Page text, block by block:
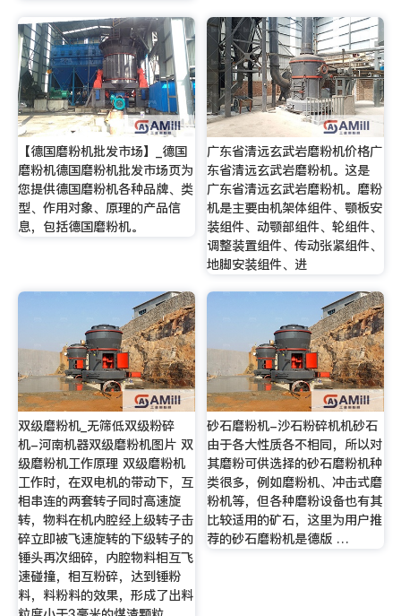
【德国磨粉机批发市场】_德国
磨粉机德国磨粉机批发市场页为
您提供德国磨粉机各种品牌、类
型、作用对象、原理的产品信
息，包括德国磨粉机。
广东省清远玄武岩磨粉机价格广
东省清远玄武岩磨粉机。这是
广东省清远玄武岩磨粉机。磨粉
机是主要由机架体组件、颚板安
装组件、动颚部组件、轮组件、
调整装置组件、传动张紧组件、
地脚安装组件、进
双级磨粉机_无筛低双级粉碎
机-河南机器双级磨粉机图片 双
级磨粉机工作原理 双级磨粉机
工作时，在双电机的带动下，互
相串连的两套转子同时高速旋
转，物料在机内腔经上级转子击
碎立即被飞速旋转的下级转子的
锤头再次细碎，内腔物料相互飞
速碰撞，相互粉碎，达到锤粉
料，料粉料的效果，形成了出料
砂石磨粉机-沙石粉碎机机砂石
由于各大性质各不相同，所以对
其磨粉可供选择的砂石磨粉机种
类很多，例如磨粉机、冲击式磨
粉机等，但各种磨粉设备也有其
比较适用的矿石，这里为用户推
荐的砂石磨粉机是德版 …